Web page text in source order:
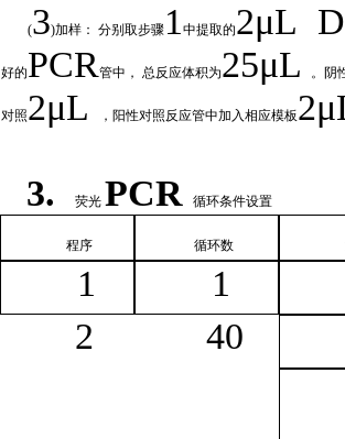
(3)加样： 分别取步骤1 中提取的2μL
好的PCR管中， 总反应体积为25μL 。阴
对照2μL ，阳性对照反应管中加入相应模板
3. 荧光 PCR 循环条件设置
程序 循环数
1 1
2
40